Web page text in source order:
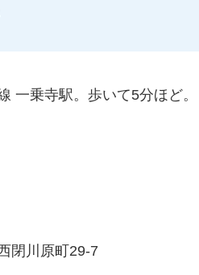
一乗寺駅。歩いて5分ほど。
閉川原町29-7